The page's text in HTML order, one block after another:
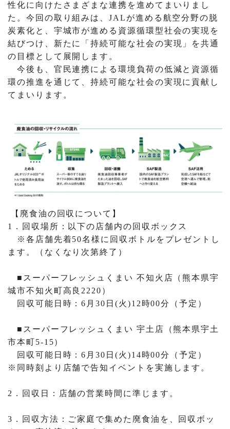
性化に向けたさまざまな連携を進めてまいりまし
た。今回の取り組みは、JALが進める航空分野の脱
炭素化と、宇城市が進める資源循環型社会の実現を
結びつけ、新たに「持続可能な社会の実現」を共通
の目標として展開します。
今後も、官民連携による環境負荷の低減と資源循
環の推進を通じて、持続可能な社会の実現に貢献し
てまいります。
【廃食油の回収について】
1．回収場所：以下の店舗内の回収ボックス
※各店舗先着50名様に回収ボトルをプレゼントし
ます。（なくなり次第終了）
■スーパーフレッシュくまい 不知火店（熊本県宇
城市不知火町高良2220）
回収可能日時：6月30日(火)12時00分（予定）
■スーパーフレッシュくまい 宇土店（熊本県宇土
市本町5-15）
回収可能日時：6月30日(火)14時00分（予定）
※同時刻より店舗で告知イベントを実施します。
2．回収日：店舗の営業時間に準じます。
3．回収方法：ご家庭で集めた廃食油を、回収ボッ